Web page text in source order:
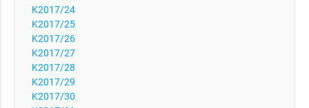
K2017/24
K2017/25
K2017/26
K2017/27
K2017/28
K2017/29
K2017/30